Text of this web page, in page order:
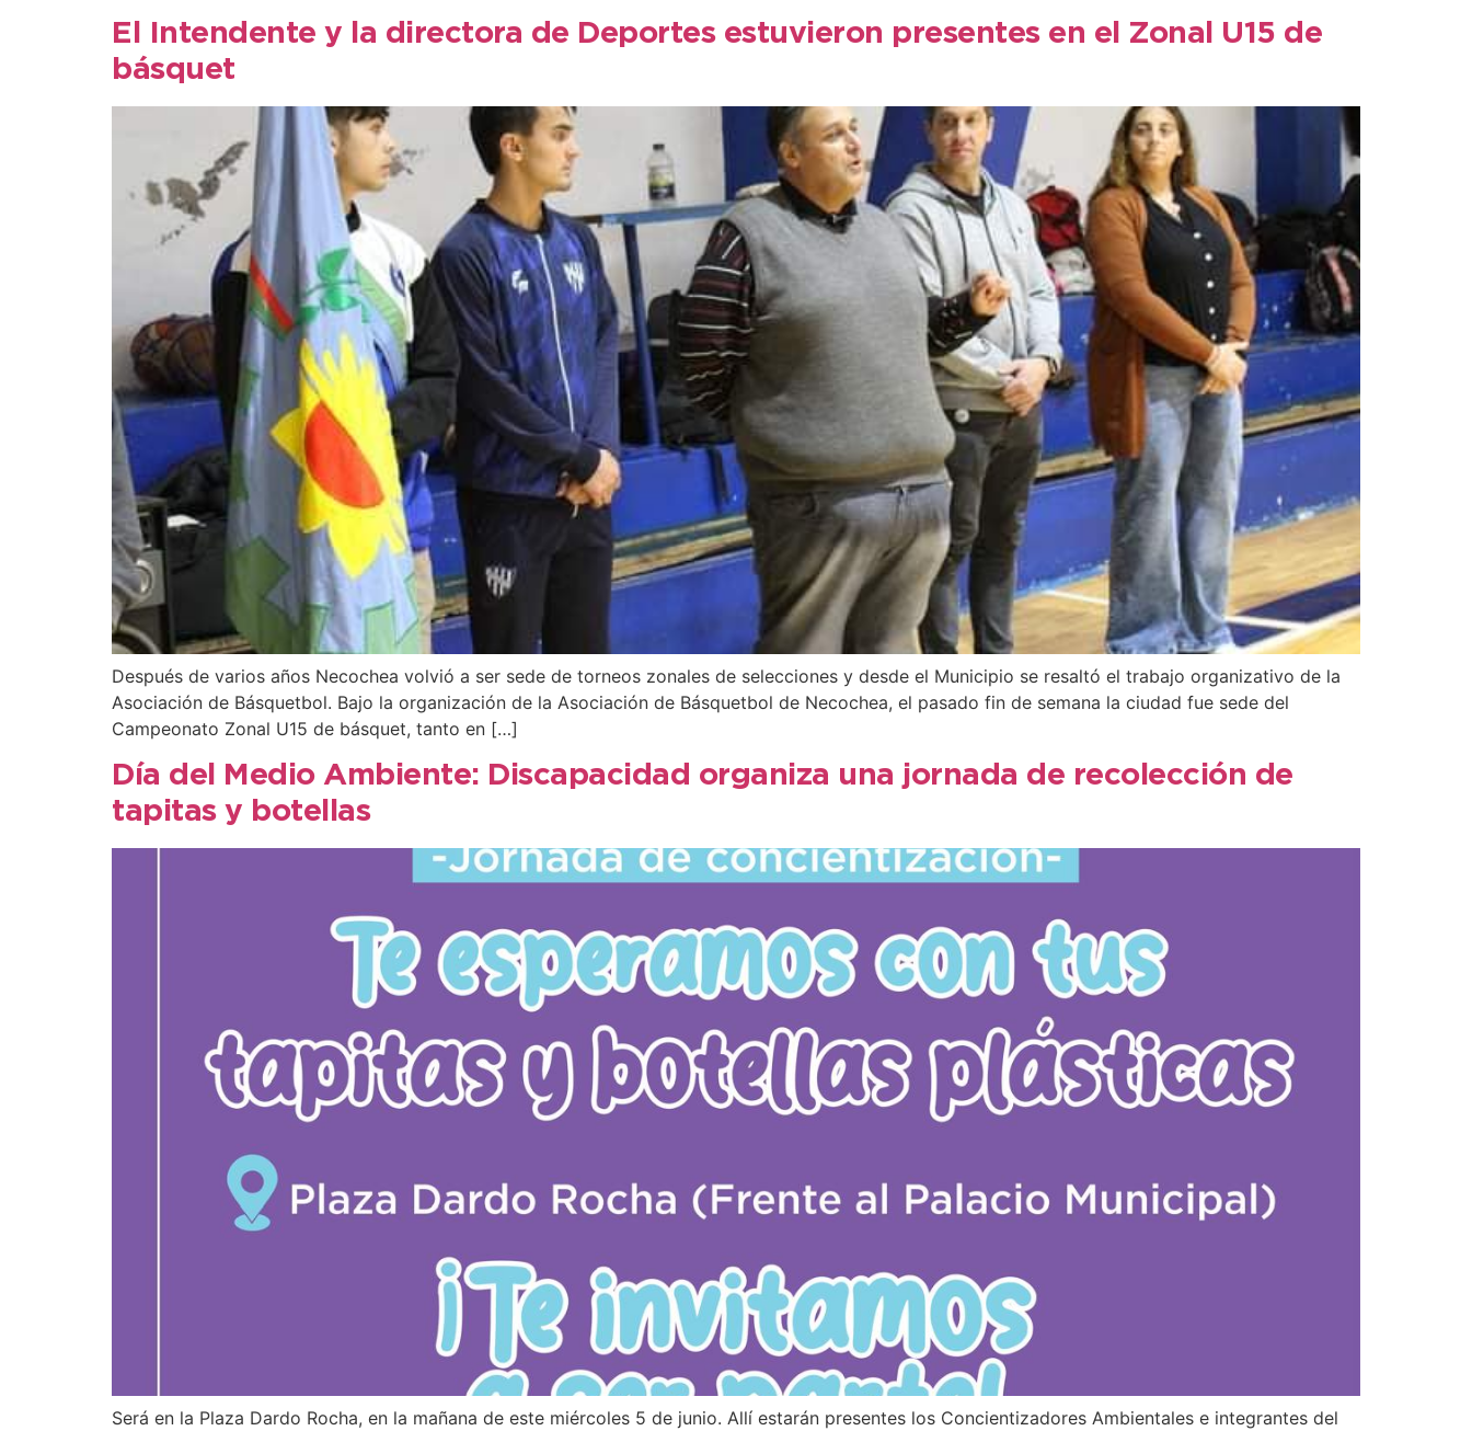
El Intendente y la directora de Deportes estuvieron presentes en el Zonal U15 de
básquet
Después de varios años Necochea volvió a ser sede de torneos zonales de selecciones y desde el Municipio se resaltó el trabajo organizativo de la
Asociación de Básquetbol. Bajo la organización de la Asociación de Básquetbol de Necochea, el pasado fin de semana la ciudad fue sede del
Campeonato Zonal U15 de básquet, tanto en […]
Día del Medio Ambiente: Discapacidad organiza una jornada de recolección de
tapitas y botellas
Será en la Plaza Dardo Rocha, en la mañana de este miércoles 5 de junio. Allí estarán presentes los Concientizadores Ambientales e integrantes del